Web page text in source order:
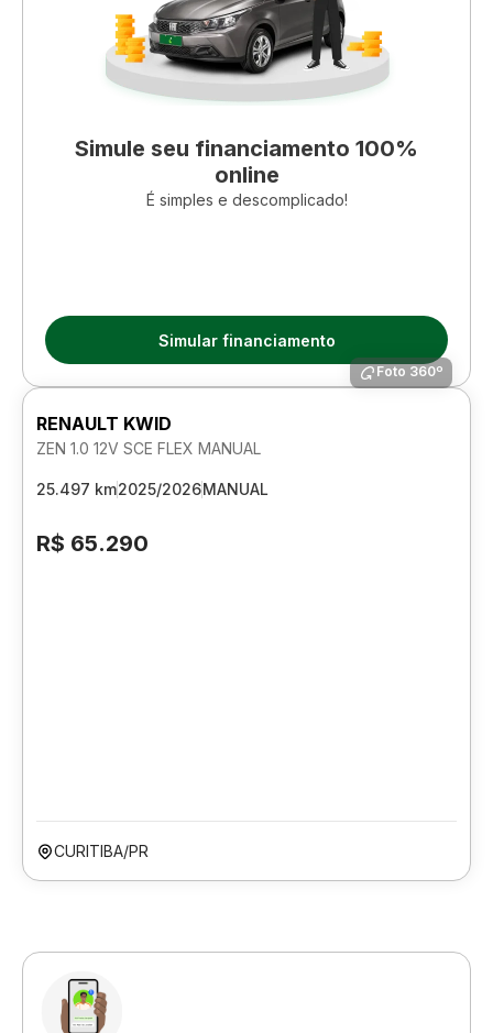
Simule seu financiamento 100%
online
É simples e descomplicado!
Simular financiamento
Foto 360º
RENAULT KWID
ZEN 1.0 12V SCE FLEX MANUAL
25.497 km2025/2026MANUAL
R$ 65.290
CURITIBA/PR